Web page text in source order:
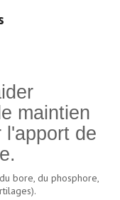
maintien
l'apport de
bore, du phosphore,